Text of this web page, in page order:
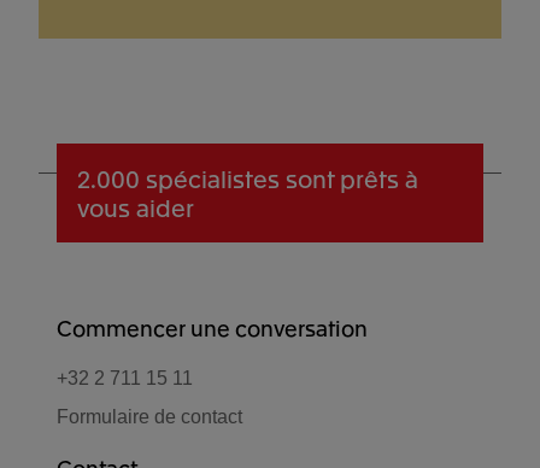
2.000 spécialistes sont prêts à
vous aider
Commencer une conversation
+32 2 711 15 11
Formulaire de contact